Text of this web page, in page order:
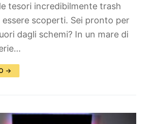
tesori incredibilmente trash
scoperti. Sei pronto per
dagli schemi? In un mare di
→